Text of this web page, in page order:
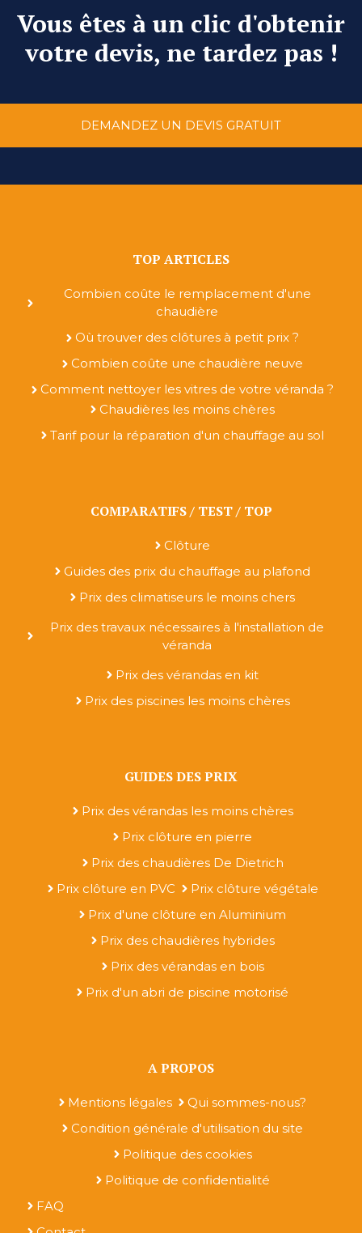
Vous êtes à un clic d'obtenir
votre devis, ne tardez pas !
DEMANDEZ UN DEVIS GRATUIT
TOP ARTICLES
Combien coûte le remplacement d'une
chaudière
Où trouver des clôtures à petit prix ?
Combien coûte une chaudière neuve
Comment nettoyer les vitres de votre véranda ?
Chaudières les moins chères
Tarif pour la réparation d'un chauffage au sol
COMPARATIFS / TEST / TOP
Clôture
Guides des prix du chauffage au plafond
Prix des climatiseurs le moins chers
Prix des travaux nécessaires à l'installation de
véranda
Prix des vérandas en kit
Prix des piscines les moins chères
GUIDES DES PRIX
Prix des vérandas les moins chères
Prix clôture en pierre
Prix des chaudières De Dietrich
Prix clôture en PVC
Prix clôture végétale
Prix d'une clôture en Aluminium
Prix des chaudières hybrides
Prix des vérandas en bois
Prix d'un abri de piscine motorisé
A PROPOS
Mentions légales
Qui sommes-nous?
Condition générale d'utilisation du site
Politique des cookies
Politique de confidentialité
FAQ